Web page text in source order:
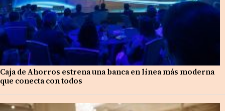
Caja de Ahorros estrena una banca en línea más moderna
que conecta con todos